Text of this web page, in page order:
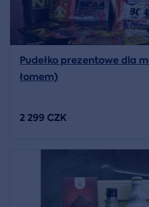
Pudełko prezentowe dla
łomem)
2 299 CZK